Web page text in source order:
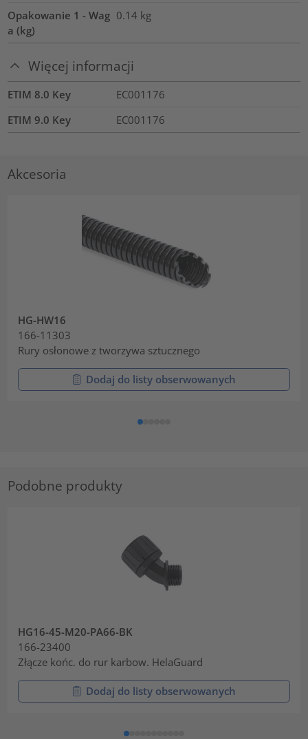
Opakowanie 1 - Wag
a (kg)
0.14 kg
Więcej informacji
ETIM 8.0 Key
EC001176
ETIM 9.0 Key
EC001176
Akcesoria
HG-HW16
166-11303
Rury osłonowe z tworzywa sztucznego
Dodaj do listy obserwowanych
Podobne produkty
HG16-45-M20-PA66-BK
166-23400
Złącze końc. do rur karbow. HelaGuard
Dodaj do listy obserwowanych